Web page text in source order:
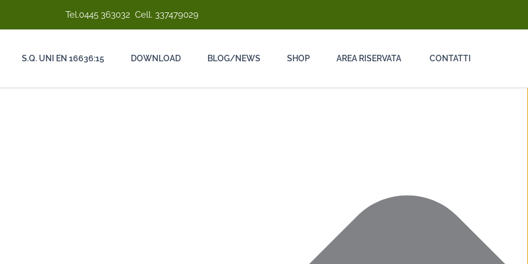
Tel.0445 363032 Cell. 337479029
S.Q. UNI EN 16636:15 DOWNLOAD BLOG/NEWS SHOP AREA RISERVATA CONTATTI